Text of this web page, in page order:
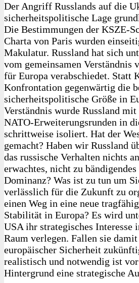
Der Angriff Russlands auf die
sicherheitspolitische Lage
Die Bestimmungen der KSZE-
Charta von Paris wurden
Makulatur. Russland hat sich
vom gemeinsamen Verständnis
für Europa verabschiedet. Statt
Konfrontation gegenwärtig die
sicherheitspolitische Größe in
Verständnis wurde Russland
NATO-Erweiterungsrunden in
schrittweise isoliert. Hat der
gemacht? Haben wir Russland
das russische Verhalten nichts
erwachtes, nicht zu bändigendes
Dominanz? Was ist zu tun um
verlässlich für die Zukunft zu
einen Weg in eine neue
Stabilität in Europa? Es wird
USA ihr strategisches Interesse
Raum verlegen. Fallen sie
europäischer Sicherheit
realistisch und notwendig ist
Hintergrund eine strategische